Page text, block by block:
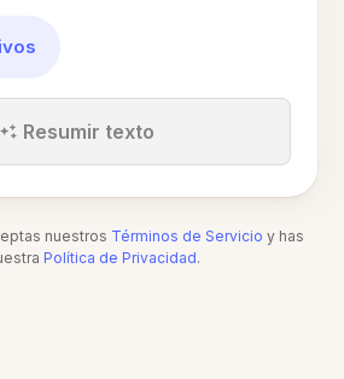
Resumir texto
nuestros Términos de Servicio y has
Política de Privacidad.